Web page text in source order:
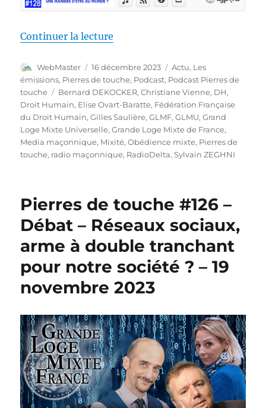
Continuer la lecture
Auteur
WebMaster
Publié
le
16 décembre 2023 Catégories
Actu, Les
émissions, Pierres de touche, Podcast, Podcast Pierres de
touche
Étiquettes
Bernard DEKOCKER,Christiane Vienne, DH,
Droit Humain, Elise Ovart-Baratte, Fédération Française
du Droit Humain,Gilles Saulière,GLMF,GLMU,Grand
Loge Mixte Universelle,Grande Loge Mixte de France,
Media maçonnique, Mixité,Obédience mixte, Pierres de
touche, radio maçonnique, RadioDelta,Sylvain ZEGHNI
Pierres de touche #126 –
Débat – Réseaux sociaux,
arme à double tranchant
pour notre société ? – 19
novembre 2023